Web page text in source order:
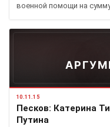
военной помощи на
10.11.15
Песков: Катерина
Путина